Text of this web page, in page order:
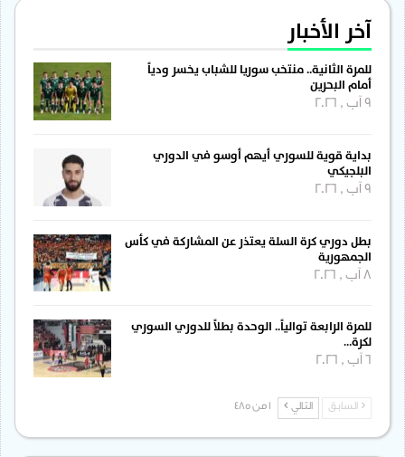
آخر الأخبار
للمرة الثانية.. منتخب سوريا للشباب يخسر ودياً
أمام البحرين
بداية قوية للسوري أيهم أوسو في الدوري
البلجيكي
بطل دوري كرة السلة يعتذر عن المشاركة في كأس
الجمهورية
للمرة الرابعة توالياً.. الوحدة بطلاً للدوري السوري
لكرة…
السابق التالي